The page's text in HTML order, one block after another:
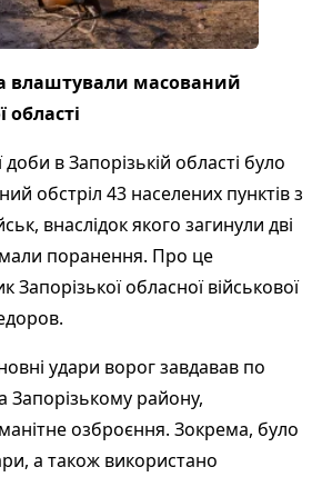
влаштували масований
області
в Запорізькій області було
обстріл 43 населених пунктів з
внаслідок якого загинули дві
поранення. Про це
Запорізької обласної військової
удари ворог завдавав по
Запорізькому району,
озброєння. Зокрема, було
а також використано